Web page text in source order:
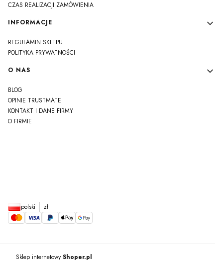
CZAS REALIZACJI ZAMÓWIENIA
INFORMACJE
REGULAMIN SKLEPU
POLITYKA PRYWATNOŚCI
O NAS
BLOG
OPINIE TRUSTMATE
KONTAKT I DANE FIRMY
O FIRMIE
polski zł
Sklep internetowyShoper.pl